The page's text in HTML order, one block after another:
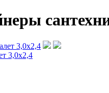
3,0х2,4